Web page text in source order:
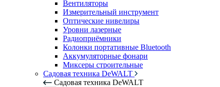
Вентиляторы
Измерительный инструмент
Оптические нивелиры
Уровни лазерные
Радиоприёмники
Колонки портативные Bluetooth
Аккумуляторные фонари
Миксеры строительные
Садовая техника DeWALT
Садовая техника DeWALT